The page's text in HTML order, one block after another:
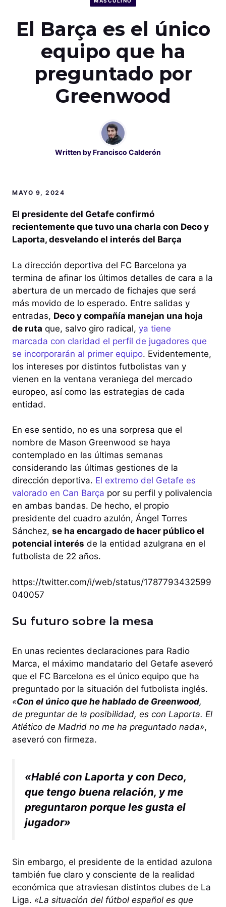
El Barça es el único
equipo que ha
preguntado por
Greenwood
Written byFrancisco Calderón
MAYO 9, 2024
El presidente del Getafe confirmó
recientemente que tuvo una charla con Deco y
Laporta, desvelando el interés del Barça
La dirección deportiva del FC Barcelona ya
termina de afinar los últimos detalles de cara a la
abertura de un mercado de fichajes que será
más movido de lo esperado. Entre salidas y
entradas, Deco y compañía manejan una hoja
de ruta que, salvo giro radical, ya tiene
marcada con claridad el perfil de jugadores que
se incorporarán al primer equipo. Evidentemente,
los intereses por distintos futbolistas van y
vienen en la ventana veraniega del mercado
europeo, así como las estrategias de cada
entidad.
En ese sentido, no es una sorpresa que el
nombre de Mason Greenwood se haya
contemplado en las últimas semanas
considerando las últimas gestiones de la
dirección deportiva. El extremo del Getafe es
valorado en Can Barça por su perfil y polivalencia
en ambas bandas. De hecho, el propio
presidente del cuadro azulón, Ángel Torres
Sánchez, se ha encargado de hacer público el
potencial interés de la entidad azulgrana en el
futbolista de 22 años.
https://twitter.com/i/web/status/1787793432599
040057
Su futuro sobre la mesa
En unas recientes declaraciones para Radio
Marca, el máximo mandatario del Getafe aseveró
que el FC Barcelona es el único equipo que ha
preguntado por la situación del futbolista inglés.
«Con el único que he hablado de Greenwood,
de preguntar de la posibilidad, es con Laporta. El
Atlético de Madrid no me ha preguntado nada»,
aseveró con firmeza.
«Hablé con Laporta y con Deco,
que tengo buena relación, y me
preguntaron porque les gusta el
jugador»
Sin embargo, el presidente de la entidad azulona
también fue claro y consciente de la realidad
económica que atraviesan distintos clubes de La
Liga. «La situación del fútbol español es que